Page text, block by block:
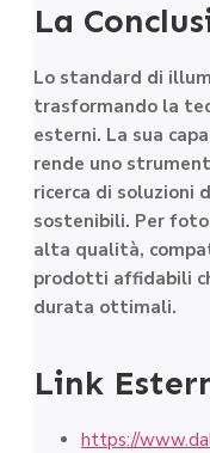
La
Lo standard di
trasformando la
esterni. La sua
rende uno
ricerca di soluzioni
sostenibili. Per
alta qualità,
prodotti affidabili
durata ottimali.
Link
https://